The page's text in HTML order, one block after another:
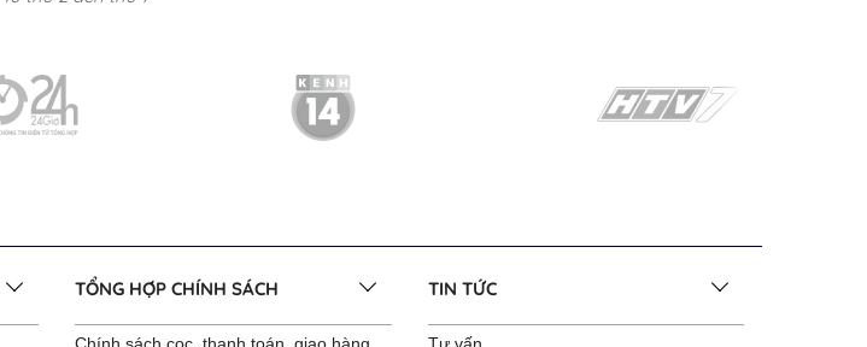
TỔNG HỢP CHÍNH SÁCH
Chính sách cọc, thanh toán, giao hàng
TIN TỨC
Tư vấn